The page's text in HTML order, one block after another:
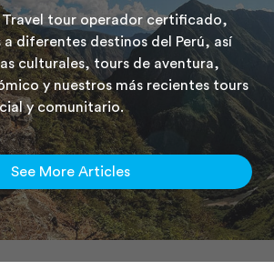
Travel tour operador certificado,
diferentes destinos del Perú, así
culturales, tours de aventura,
y nuestros más recientes tours
y comunitario.
See More Articles